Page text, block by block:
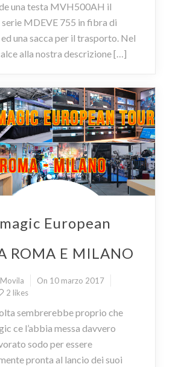
una testa MVH500AH il
MDEVE 755 in fibra di
una sacca per il trasporto. Nel
alla nostra descrizione […]
European
ROMA E MILANO
On 10 marzo 2017
2 likes
sembrerebbe proprio che
ce l’abbia messa davvero
sodo per essere
pronta al lancio dei suoi